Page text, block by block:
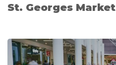
St. Georges Market